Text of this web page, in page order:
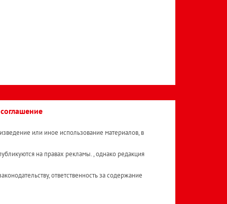
или иное использование материалов, в
на правах рекламы. , однако редакция
ответственность за содержание